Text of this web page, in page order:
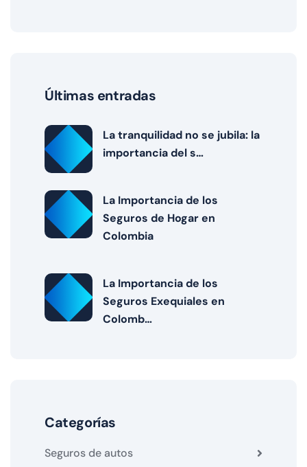
Últimas entradas
La tranquilidad no se jubila: la
importancia del s…
La Importancia de los
Seguros de Hogar en
Colombia
La Importancia de los
Seguros Exequiales en
Colomb…
Categorías
Seguros de autos